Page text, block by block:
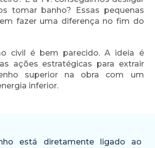
tomar banho? Essas pequenas
fazer uma diferença no fim do
civil é bem parecido. A ideia é
ações estratégicas para extrair
superior na obra com um
inferior.
está diretamente ligado ao